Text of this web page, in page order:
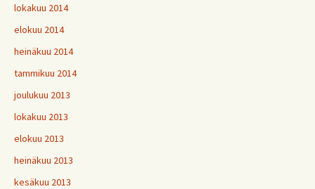
lokakuu 2014
elokuu 2014
heinäkuu 2014
tammikuu 2014
joulukuu 2013
lokakuu 2013
elokuu 2013
heinäkuu 2013
kesäkuu 2013